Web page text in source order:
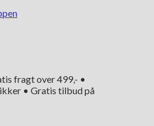
fragt over 499,- •
• Gratis tilbud på